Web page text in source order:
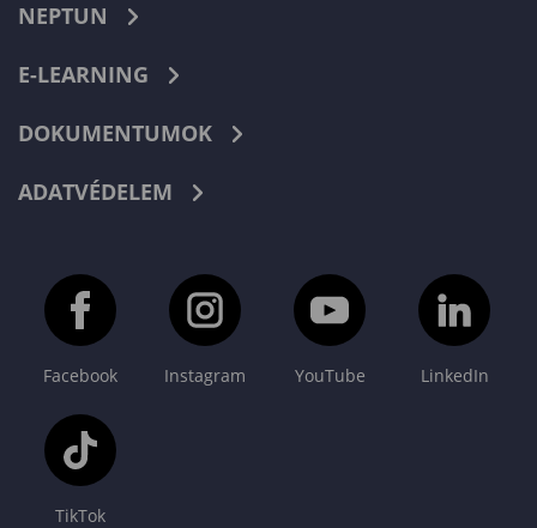
NEPTUN
E-LEARNING
DOKUMENTUMOK
ADATVÉDELEM
Facebook Instagram YouTube LinkedIn
TikTok